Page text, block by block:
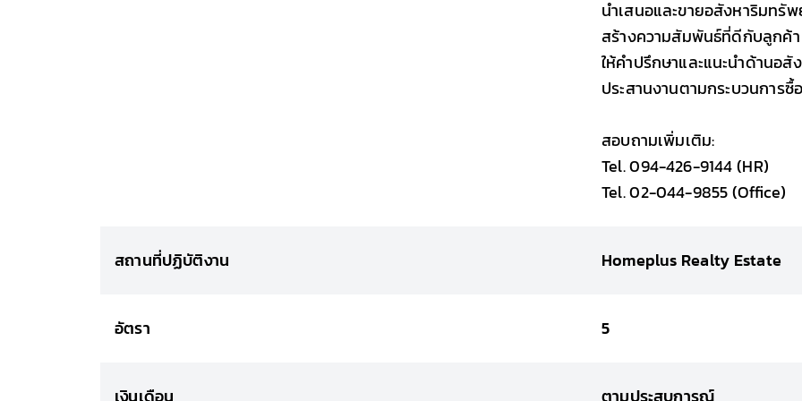
นำเสนอและขายอสังหาริมทรั
สร้างความสัมพันธ์ที่ดีกับลูกค้า
ให้คำปรึกษาและแนะนำด้านอสั
ประสานงานตามกระบวนการซื้
สอบถามเพิ่มเติม:
Tel. 094-426-9144 (HR)
Tel. 02-044-9855 (Office)
สถานที่ปฏิบัติงาน Homeplus Realty Estate
อัตรา 5
เงินเดือน ตามประสบการณ์